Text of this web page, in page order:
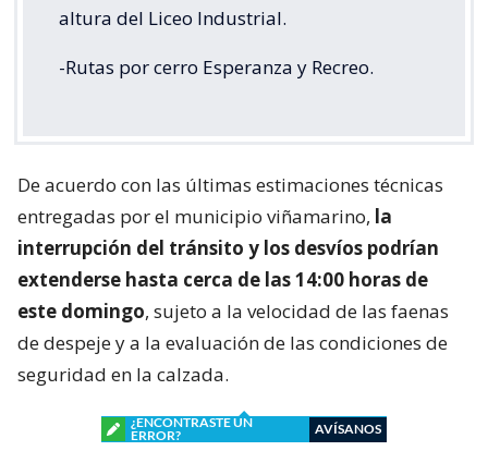
altura del Liceo Industrial.
-Rutas por cerro Esperanza y Recreo.
De acuerdo con las últimas estimaciones técnicas
entregadas por el municipio viñamarino, la
interrupción del tránsito y los desvíos podrían
extenderse hasta cerca de las 14:00 horas de
este domingo, sujeto a la velocidad de las faenas
de despeje y a la evaluación de las condiciones de
seguridad en la calzada.
¿ENCONTRASTE UN
ERROR?
AVÍSANOS